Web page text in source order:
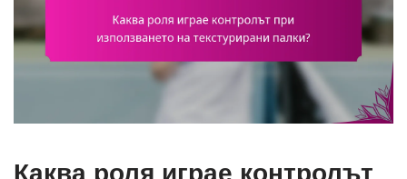
Каква роля играе контролът